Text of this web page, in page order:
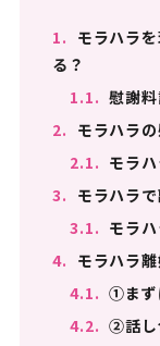
1. モラハラ
る？
1.1. 慰謝
2. モラハラ
2.1. モラ
3. モラハラ
3.1. モラ
4. モラハラ
4.1. ①まず
4.2. ②話し